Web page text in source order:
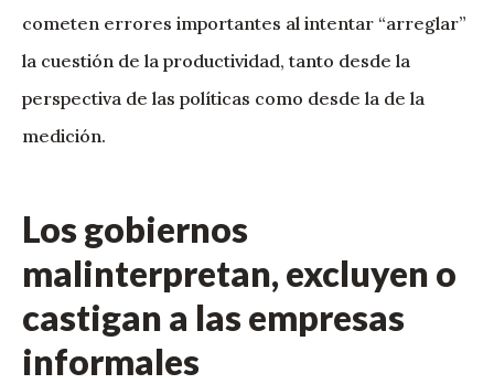
cometen errores importantes al intentar “arreglar”
la cuestión de la productividad, tanto desde la
perspectiva de las políticas como desde la de la
medición.
Los gobiernos
malinterpretan, excluyen o
castigan a las empresas
informales